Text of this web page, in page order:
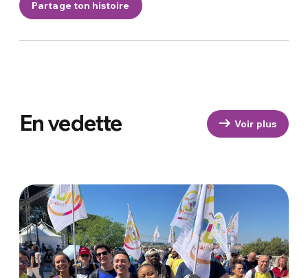
Partage ton histoire
En vedette Voir plus